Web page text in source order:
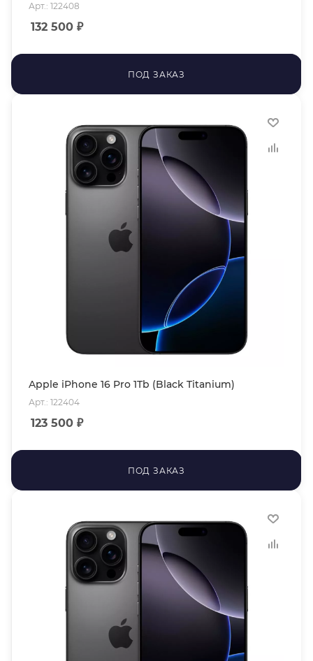
Арт.: 122408
132 500 ₽
ПОД ЗАКАЗ
Apple iPhone 16 Pro 1Tb (Black Titanium)
Арт.: 122404
123 500 ₽
ПОД ЗАКАЗ